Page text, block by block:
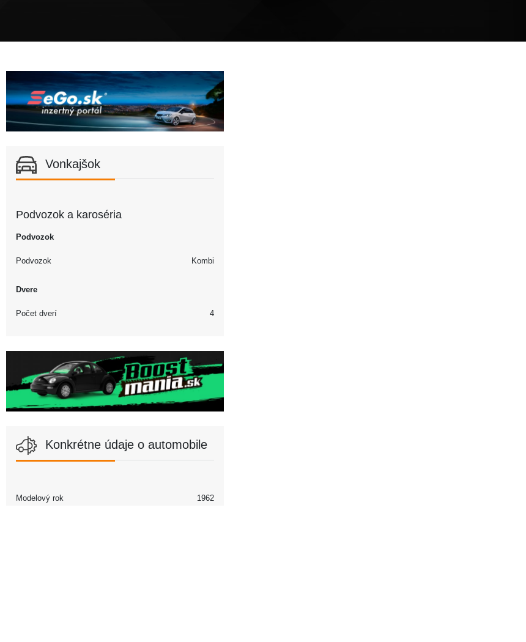
Vonkajšok
Podvozok a karoséria
Podvozok
Podvozok Kombi
Dvere
Počet dverí 4
Konkrétne údaje o automobile
Modelový rok 1962